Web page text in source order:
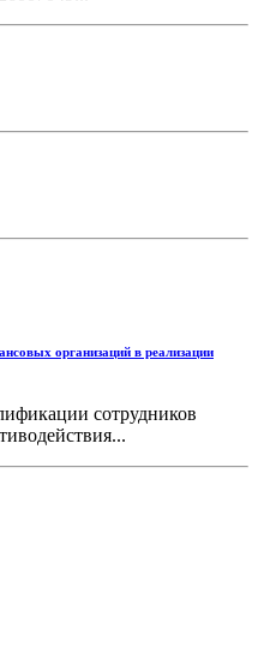
организаций в реализации
сотрудников